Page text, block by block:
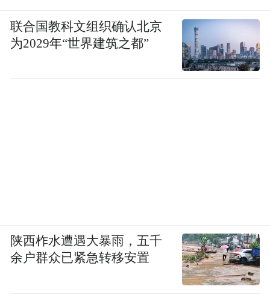
联合国教科文组织确认北京
为2029年“世界建筑之都”
陕西柞水遭遇大暴雨，五千
余户群众已紧急转移安置